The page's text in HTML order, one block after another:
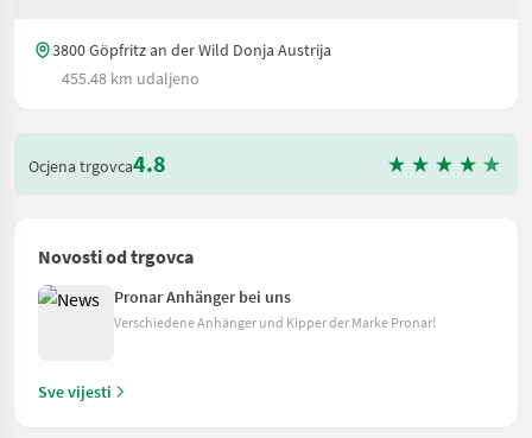
3800 Göpfritz an der Wild Donja Austrija
455.48 km udaljeno
Ocjena trgovca4.8
Novosti od trgovca
Pronar Anhänger bei uns
Verschiedene Anhänger und Kipper der Marke Pronar!
Sve vijesti